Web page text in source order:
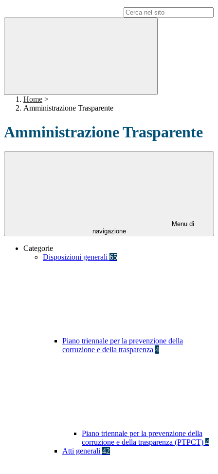
Home >
Amministrazione Trasparente
Amministrazione Trasparente
Menu di
navigazione
Categorie
Disposizioni generali 65
Piano triennale per la prevenzione della
corruzione e della trasparenza 4
Piano triennale per la prevenzione della
corruzione e della trasparenza (PTPCT) 4
Atti generali 42